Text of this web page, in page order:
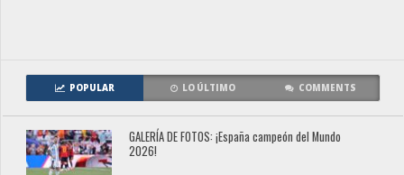
POPULAR LO ÚLTIMO COMMENTS
GALERÍA DE FOTOS: ¡España campeón del Mundo
2026!